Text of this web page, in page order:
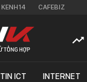
KENH14 CAFEBIZ
TIN ICT INTERNET